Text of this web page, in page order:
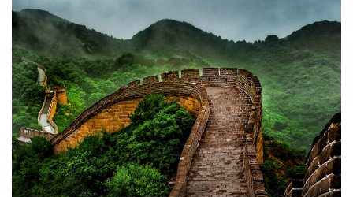
Free download